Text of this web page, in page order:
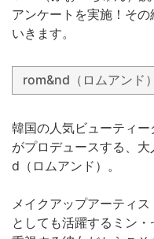
アンケートを実施！そ
いきます。
rom&nd（ロムアンド
韓国の人気ビューティ
がプロデュースする、
d（ロムアンド）。
メイクアップアーティ
としても活躍するミン